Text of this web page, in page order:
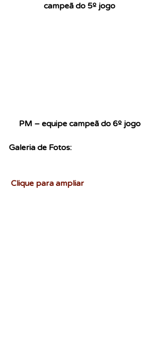
campeã do 5º jogo
PM – equipe campeã do 6º jogo
Galeria de Fotos:
Clique para ampliar